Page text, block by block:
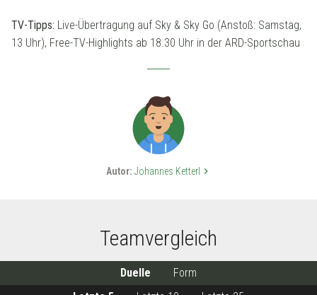
TV-Tipps: Live-Übertragung auf Sky & Sky Go (Anstoß: Samstag,
13 Uhr), Free-TV-Highlights ab 18.30 Uhr in der ARD-Sportschau
Autor: Johannes Ketterl keyboard_arrow_right
Teamvergleich
Duelle
Form